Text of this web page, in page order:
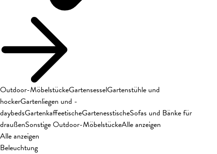
Outdoor-MöbelstückeGartensesselGartenstühle und
hockerGartenliegen und -
daybedsGartenkaffeetischeGartenesstischeSofas und Bänke für
draußenSonstige Outdoor-MöbelstückeAlle anzeigen
Alle anzeigen
Beleuchtung